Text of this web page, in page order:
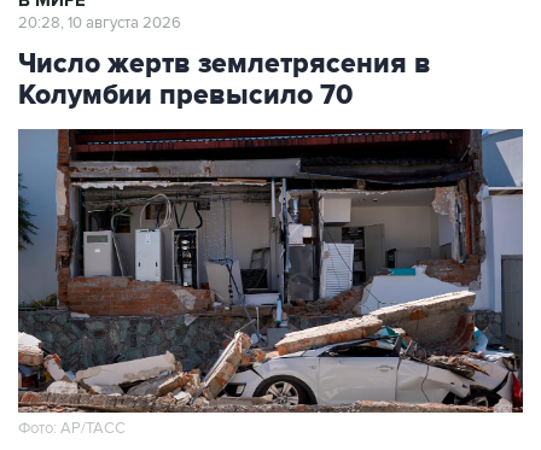
Фото: АР/ТАСС
Москва. 10 августа. INTERFAX.RU - Более 70
человек погибли в результате сильного
землетрясения, произошедшего в
понедельник в Колумбии, более 60 получили
травмы, сообщает колумбийская
телерадиосеть "Караколь".
В результате подземных толчков в городе
Кали обрушились более 20 построек, под
руинами могут находиться люди. Сообщения об
обрушениях и повреждениях домов поступают